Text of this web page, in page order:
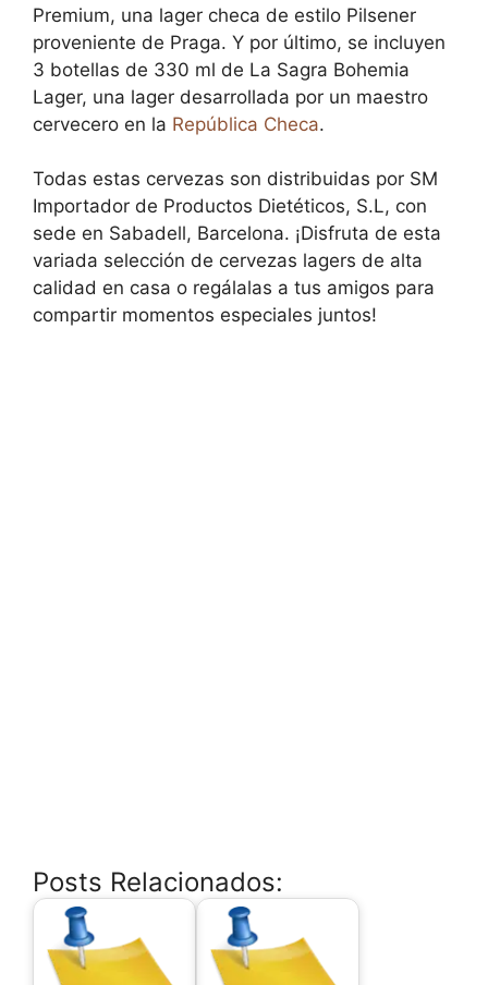
Premium, una lager checa de estilo Pilsener
proveniente de Praga. Y por último, se incluyen
3 botellas de 330 ml de La Sagra Bohemia
Lager, una lager desarrollada por un maestro
cervecero en la República Checa.
Todas estas cervezas son distribuidas por SM
Importador de Productos Dietéticos, S.L, con
sede en Sabadell, Barcelona. ¡Disfruta de esta
variada selección de cervezas lagers de alta
calidad en casa o regálalas a tus amigos para
compartir momentos especiales juntos!
Posts Relacionados: